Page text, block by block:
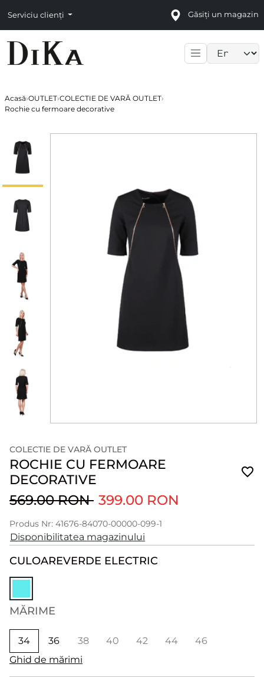
Serviciu clienți Găsiți un magazin
Acasă›OUTLET›COLECTIE DE VARĂ OUTLET›
Rochie cu fermoare decorative
COLECTIE DE VARĂ OUTLET
ROCHIE CU FERMOARE
DECORATIVE
569.00 RON 399.00 RON
Produs Nr: 41676-84070-00000-099-1
Disponibilitatea magazinului
CULOAREVERDE ELECTRIC
MĂRIME
34 36 38 40 42 44
46
Ghid de mărimi